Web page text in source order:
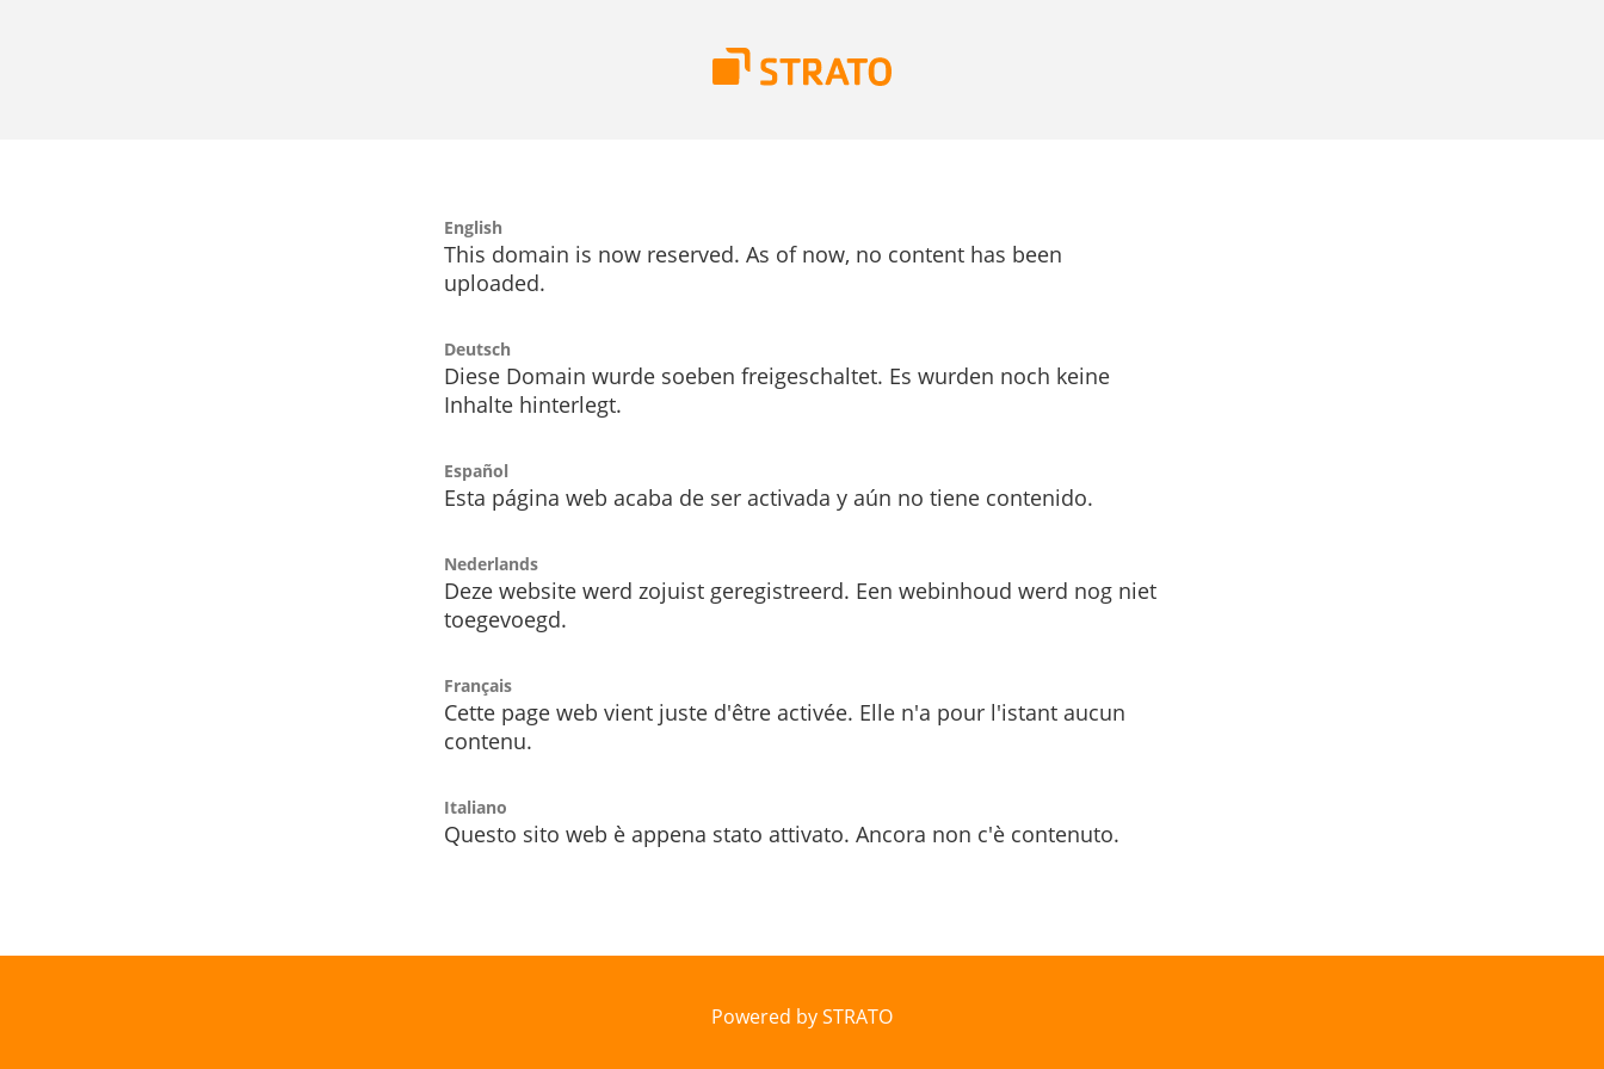
English
This domain is now reserved. As of now, no content has been
uploaded.
Deutsch
Diese Domain wurde soeben freigeschaltet. Es wurden noch keine
Inhalte hinterlegt.
Español
Esta página web acaba de ser activada y aún no tiene contenido.
Nederlands
Deze website werd zojuist geregistreerd. Een webinhoud werd nog niet
toegevoegd.
Français
Cette page web vient juste d'être activée. Elle n'a pour l'istant aucun
contenu.
Italiano
Questo sito web è appena stato attivato. Ancora non c'è contenuto.
Powered by STRATO